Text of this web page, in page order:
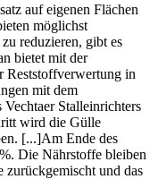
auf eigenen Flächen
möglichst
reduzieren, gibt es
bietet mit der
Reststoffverwertung in
mit dem
Stalleinrichters
wird die Gülle
[...]Am Ende des
Die Nährstoffe bleiben
zurückgemischt und das